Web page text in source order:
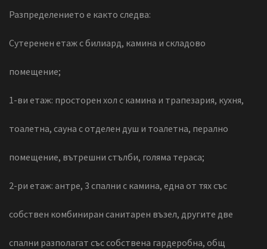
Разпределението е както следва:
Сутеренен етаж с билиард, камина и складово
помещение;
1-ви етаж: просторен хол с камина и трапезария, кухня,
тоалетна, сауна с отделен душ и тоалетна, перално
помещение, вътрешни стълби, голяма тераса;
2-ри етаж: антре, 3 спални с камина, една от тях със
собствен комбиниран санитарен възел, другите две
спални разполагат със собствена гардеробна, общ